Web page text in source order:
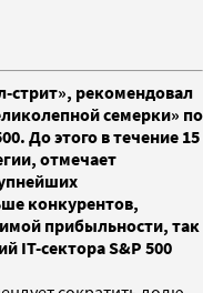
стрит», рекомендовал
семерки» по
До этого в течение 15
отмечает
конкурентов,
прибыльности, так
IT-сектора S&P 500